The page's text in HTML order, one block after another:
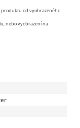
produktu od vyobrazeného
nebo vyobrazení na